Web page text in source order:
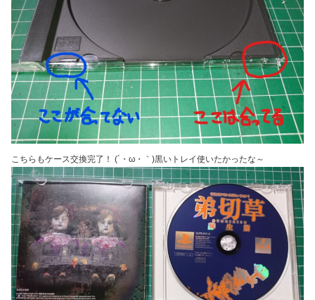
こちらもケース交換完了！ (´・ω・｀)黒いトレイ使いたかったな～